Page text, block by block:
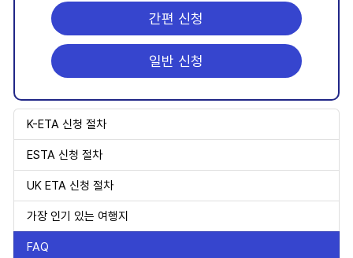
간편 신청
일반 신청
K-ETA 신청 절차
ESTA 신청 절차
UK ETA 신청 절차
가장 인기 있는 여행지
FAQ